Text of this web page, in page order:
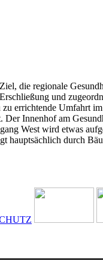
die regionale
und
errichtende Umfahrt
Innenhof am
West wird etwas
durch